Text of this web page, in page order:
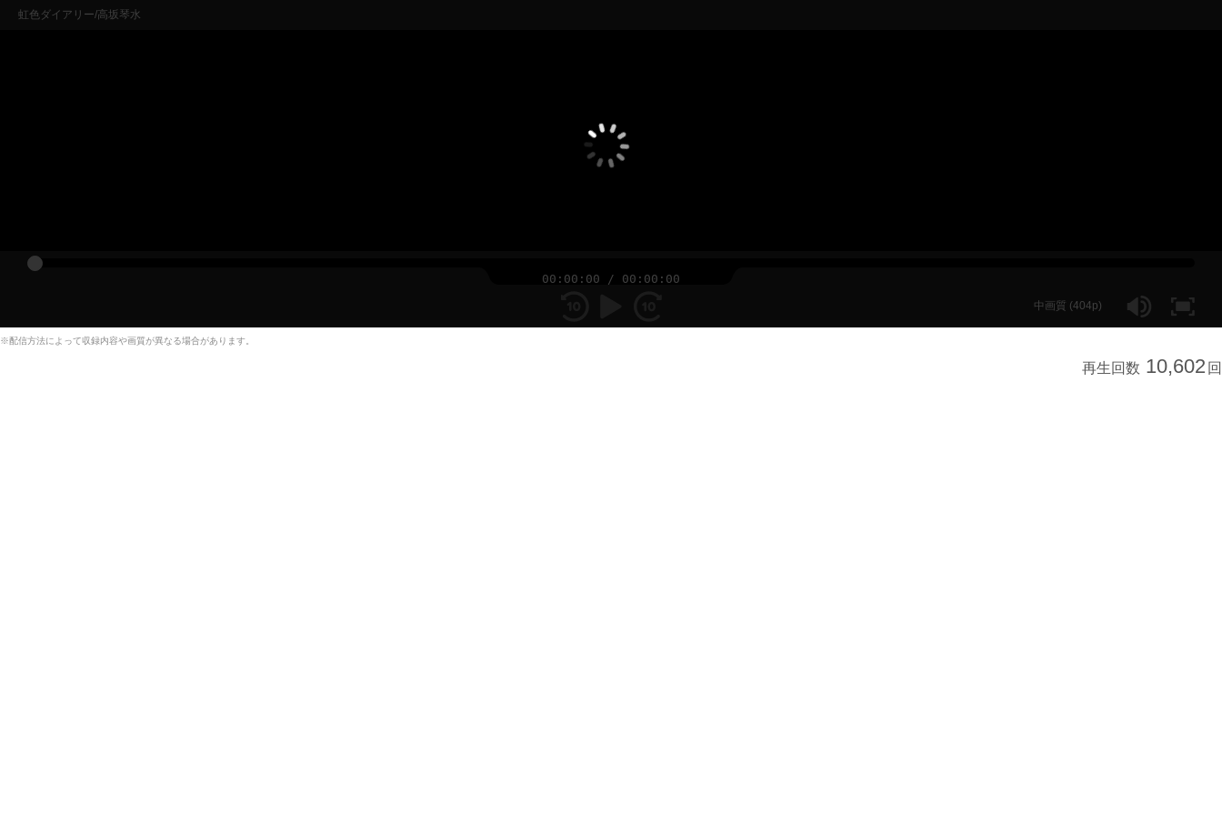
虹色ダイアリー/高坂琴水
00:00:00 / 00:00:00
中画質 (404p)
※配信方法によって収録内容や画質が異なる場合があります。
再生回数 10,602 回